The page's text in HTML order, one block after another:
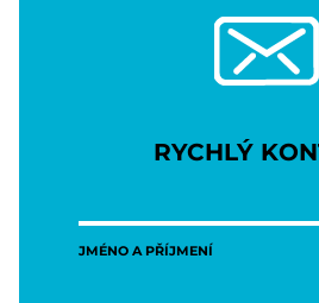
RYCHLÝ
JMÉNO A PŘÍJMENÍ